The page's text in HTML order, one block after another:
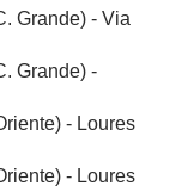
Grande) - Via
Grande) -
- Loures
- Loures